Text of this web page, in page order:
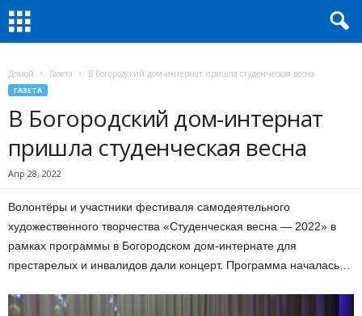
Домой Газета В Богородский дом-интернат пришла студенческая весна
ГАЗЕТА
В Богородский дом-интернат
пришла студенческая весна
Апр 28, 2022
Волонтёры и участники фестиваля самодеятельного
художественного творчества «Студенческая весна — 2022» в
рамках программы в Богородском дом-интернате для
престарелых и инвалидов дали концерт. Программа началась…